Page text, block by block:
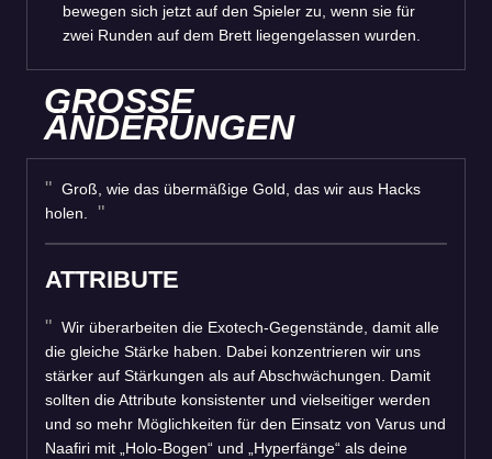
bewegen sich jetzt auf den Spieler zu, wenn sie für
zwei Runden auf dem Brett liegengelassen wurden.
GROSSE
ÄNDERUNGEN
Groß, wie das übermäßige Gold, das wir aus Hacks
holen.
ATTRIBUTE
Wir überarbeiten die Exotech-Gegenstände, damit alle
die gleiche Stärke haben. Dabei konzentrieren wir uns
stärker auf Stärkungen als auf Abschwächungen. Damit
sollten die Attribute konsistenter und vielseitiger werden
und so mehr Möglichkeiten für den Einsatz von Varus und
Naafiri mit „Holo-Bogen“ und „Hyperfänge“ als deine